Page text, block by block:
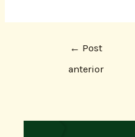
← Post
anterior